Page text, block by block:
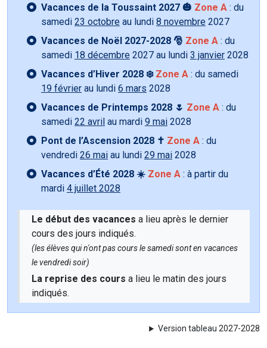
Vacances de la Toussaint 2027 🎃 Zone A : du
samedi 23 octobre au lundi 8 novembre 2027
Vacances de Noël 2027-2028 🎅 Zone A : du
samedi 18 décembre 2027 au lundi 3 janvier 2028
Vacances d’Hiver 2028 ❄️ Zone A : du samedi
19 février au lundi 6 mars 2028
Vacances de Printemps 2028 🌷 Zone A : du
samedi 22 avril au mardi 9 mai 2028
Pont de l’Ascension 2028 ✝️ Zone A : du
vendredi 26 mai au lundi 29 mai 2028
Vacances d’Été 2028 ☀️ Zone A : à partir du
mardi 4 juillet 2028
Le début des vacances a lieu après le dernier
cours des jours indiqués.
(les élèves qui n'ont pas cours le samedi sont en vacances
le vendredi soir)
La reprise des cours a lieu le matin des jours
indiqués.
Version tableau 2027-2028